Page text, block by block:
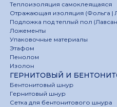
Теплоизоляция самоклеящаяся
Отражающая изоляция (Фольга |
Подложка под теплый пол
Ложементы
Упаковочные материалы
Этафом
Пенолом
Изолон
ГЕРНИТОВЫЙ И
Бентонитовый шнур
Гернитовый шнур
Сетка для бентонитового шнура